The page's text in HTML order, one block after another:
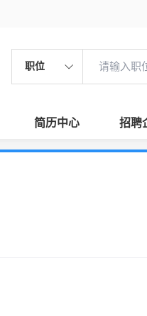
职位
简历中心 招聘